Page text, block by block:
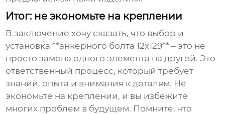
Итог: не экономьте на креплении
В заключение хочу сказать, что выбор и
установка **анкерного болта 12х129** – это не
просто замена одного элемента на другой. Это
ответственный процесс, который требует
знаний, опыта и внимания к деталям. Не
экономьте на креплении, и вы избежите
многих проблем в будущем. Помните, что